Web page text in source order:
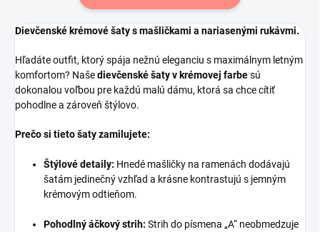
Dievčenské krémové šaty s mašličkami a nariasenými rukávmi.
Hľadáte outfit, ktorý spája nežnú eleganciu s maximálnym letným
komfortom? Našedievčenské šaty v krémovej farbesú
dokonalou voľbou pre každú malú dámu, ktorá sa chce cítiť
pohodlne a zároveň štýlovo.
Prečo si tieto šaty zamilujete:
Štýlové detaily: Hnedé mašličky na ramenách dodávajú
šatám jedinečný vzhľad a krásne kontrastujú s jemným
krémovým odtieňom.
Pohodlný áčkový strih: Strih do písmena „A“ neobmedzuje